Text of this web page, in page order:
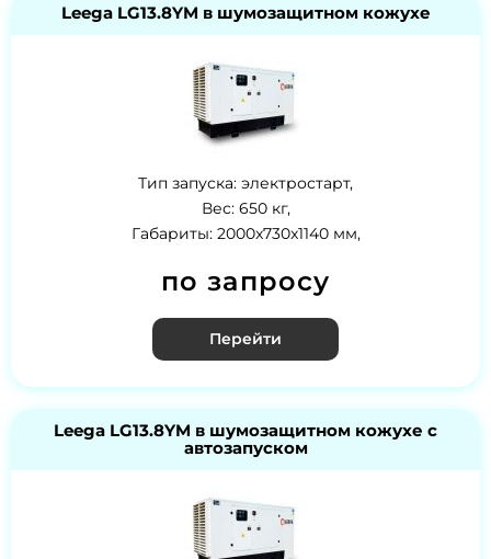
Leega LG13.8YM в шумозащитном кожухе
Тип запуска: электростарт,
Вес: 650 кг,
Габариты: 2000x730x1140 мм,
по запросу
Перейти
Leega LG13.8YM в шумозащитном кожухе с
автозапуском